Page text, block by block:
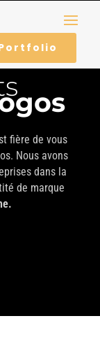
fière de vous
Nous avons
dans la
de marque